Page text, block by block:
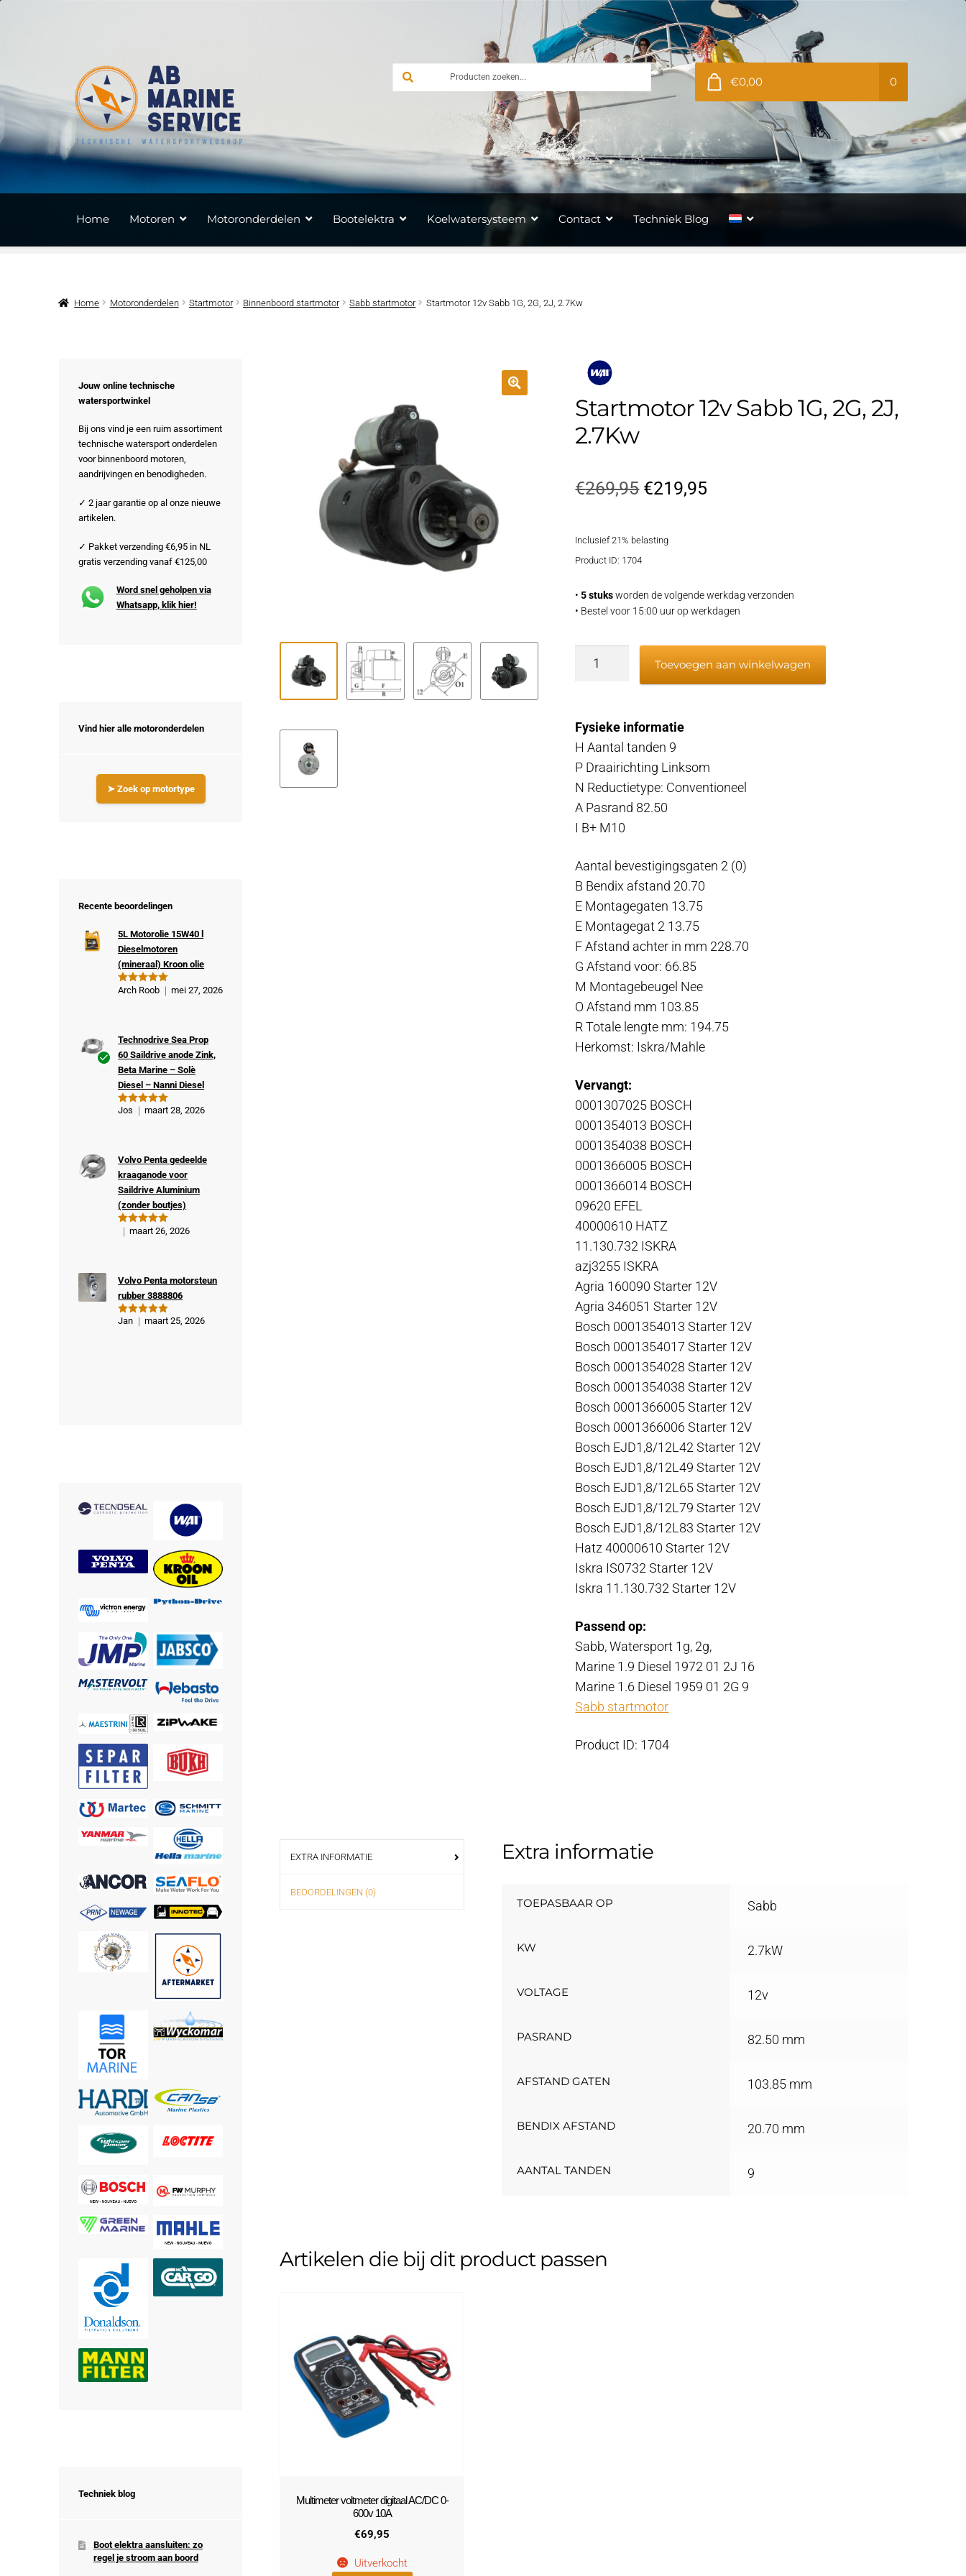
navigatie
inhoud
€0,00 0
Home Motoren Motoronderdelen Bootelektra Koelwatersysteem Contact Techniek Blog
Home Motoronderdelen Startmotor Binnenboord startmotor Sabb startmotor Startmotor 12v Sabb 1G, 2G, 2J, 2.7Kw
Startmotor 12v Sabb 1G, 2G, 2J,
2.7Kw
€269,95 Oorspronkelijke
was:
€219,95
Inclusief 21% belasting
Product ID: 1704
•5 stuksworden de volgende werkdag verzonden
• Bestel voor 15:00 uur op werkdagen
2G,
2J,
2.7Kw
aantal
Toevoegen aan winkelwagen
Fysieke informatie
H Aantal tanden 9
P Draairichting Linksom
N Reductietype: Conventioneel
A Pasrand 82.50
I B+ M10
Aantal bevestigingsgaten 2 (0)
B Bendix afstand 20.70
E Montagegaten 13.75
E Montagegat 2 13.75
F Afstand achter in mm 228.70
G Afstand voor: 66.85
M Montagebeugel Nee
O Afstand mm 103.85
R Totale lengte mm: 194.75
Herkomst: Iskra/Mahle
Vervangt:
0001307025 BOSCH
0001354013 BOSCH
0001354038 BOSCH
0001366005 BOSCH
0001366014 BOSCH
09620 EFEL
40000610 HATZ
11.130.732 ISKRA
azj3255 ISKRA
Agria 160090 Starter 12V
Agria 346051 Starter 12V
Bosch 0001354013 Starter 12V
Bosch 0001354017 Starter 12V
Bosch 0001354028 Starter 12V
Bosch 0001354038 Starter 12V
Bosch 0001366005 Starter 12V
Bosch 0001366006 Starter 12V
Bosch EJD1,8/12L42 Starter 12V
Bosch EJD1,8/12L49 Starter 12V
Bosch EJD1,8/12L65 Starter 12V
Bosch EJD1,8/12L79 Starter 12V
Bosch EJD1,8/12L83 Starter 12V
Hatz 40000610 Starter 12V
Iskra IS0732 Starter 12V
Iskra 11.130.732 Starter 12V
Passend op:
Sabb, Watersport 1g, 2g,
Marine 1.9 Diesel 1972 01 2J 16
Marine 1.6 Diesel 1959 01 2G 9
Sabb startmotor
Product ID: 1704
EXTRA INFORMATIE
BEOORDELINGEN (0)
Extra informatie
TOEPASBAAR OP Sabb
KW 2.7kW
VOLTAGE 12v
PASRAND 82.50 mm
AFSTAND GATEN 103.85 mm
BENDIX AFSTAND 20.70 mm
AANTAL TANDEN 9
Artikelen die bij dit product passen
Multimeter voltmeter digitaal AC/DC 0-
600v 10A
€69,95
Uitverkocht
Jouw online technische
watersportwinkel
Bij ons vind je een ruim assortiment
technische watersport onderdelen
voor binnenboord motoren,
aandrijvingen en benodigheden.
✓ 2 jaar garantie op al onze nieuwe
artikelen.
✓ Pakket verzending €6,95 in NL
gratis verzending vanaf €125,00
Word snel geholpen via
Whatsapp, klik hier!
Vind hier alle motoronderdelen
➤ Zoek op motortype
Recente beoordelingen
Gewaardeer
5L Motorolie 15W40 l
Dieselmotoren
(mineraal) Kroon olie
Arch Roob mei 27, 2026
Gewaardeer
Technodrive Sea Prop
60 Saildrive anode Zink,
Beta Marine – Solè
Diesel – Nanni Diesel
Jos maart 28, 2026
Gewaardeer
Volvo Penta gedeelde
kraaganode voor
Saildrive Aluminium
(zonder boutjes)
maart 26, 2026
Gewaardeer
Volvo Penta motorsteun
rubber 3888806
Jan maart 25, 2026
Techniek blog
Boot elektra aansluiten: zo
regel je stroom aan boord